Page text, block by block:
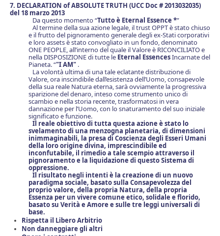
7. DECLARATION of ABSOLUTE TRUTH (UCC Doc # 2013032035)
del 18 marzo 2013
Da questo momento “Tutto è Eternal Essence *”
Al termine della sua azione legale, il trust OPPT è stato chiuso
e il frutto del pignoramento generale degli ex-Stati corporativi
e loro assets è stato convogliato in un fondo, denominato
ONE PEOPLE, all’interno del quale il Valore è RICONCILIATO e
nella DISPOSIZIONE di tutte le Eternal EssencesIncarnate del
Pianeta. “"I AM" .
La volontà ultima di una tale eclatante distribuzione di
Valore, ora inscindibile dall’esistenza dell’Uomo, consapevole
della sua reale Natura eterna, sarà ovviamente la progressiva
sparizione del denaro, inteso come strumento unico di
scambio e nella storia recente, trasformatosi in vera
dannazione per l’Uomo, con lo snaturamento del suo iniziale
significato e funzione.
Il reale obiettivo di tutta questa azione è stato lo
svelamento di una menzogna planetaria, di dimensioni
inimmaginabili, la presa di Coscienza degli Esseri Umani
della loro origine divina, imprescindibile ed
inconfutabile, il rimedio a tale scempio attraverso il
pignoramento e la liquidazione di questo Sistema di
oppressione.
Il risultato negli intenti è la creazione di un nuovo
paradigma sociale, basato sulla Consapevolezza del
proprio valore, della propria Natura, della propria
Essenza per un vivere comune etico, solidale e florido,
basato su Verità e Amore e sulle tre leggi universali di
base.
Rispetta il Libero Arbitrio
Non danneggiare gli altri